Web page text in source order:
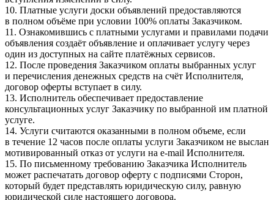
10. Платные услуги доски объявлений предоставляются
в полном объёме при условии 100% оплаты Заказчиком.
11. Ознакомившись с платными услугами и правилами подачи
объявления создаёт объявление и оплачивает услугу через
один из доступных на сайте платёжных сервисов.
12. После проведения Заказчиком оплаты выбранных услуг
и перечисления денежных средств на счёт Исполнителя,
договор оферты вступает в силу.
13. Исполнитель обеспечивает предоставление
консультационных услуг Заказчику по выбранной им платной
услуге.
14. Услуги считаются оказанными в полном объеме, если
в течение 12 часов после оплаты услуги Заказчиком не выслан
мотивированный отказ от услуги на e-mail Исполнителя.
15. По письменному требованию Заказчика Исполнитель
может распечатать договор оферту с подписями Сторон,
который будет представлять юридическую силу, равную
юридической силе настоящего договора.